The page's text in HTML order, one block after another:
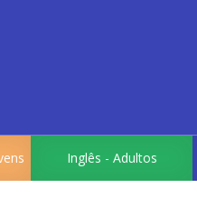
Inglês - Adultos